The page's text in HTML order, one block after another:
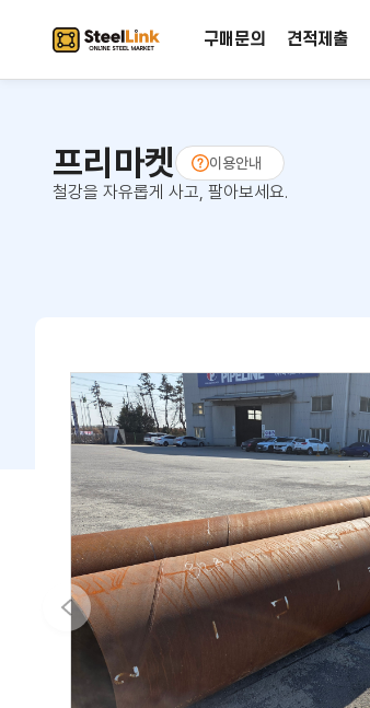
구매문의 견적제출
프리마켓 이용안내
철강을 자유롭게 사고, 팔아보세요.